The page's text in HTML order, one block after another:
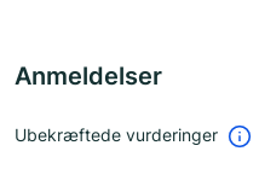
Anmeldelser
Ubekræftede vurderinger